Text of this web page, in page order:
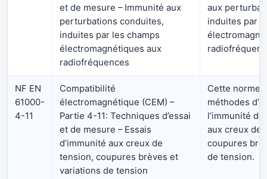
et de mesure – Immunité aux
perturbations conduites,
induites par les champs
électromagnétiques aux
radiofréquences
aux
induites par
NF EN
61000-
4-11
Compatibilité
électromagnétique (CEM) –
Partie 4-11: Techniques d’essai
et de mesure – Essais
d’immunité aux creux de
tension, coupures brèves et
variations de tension
Cette norme
méthodes
l’immunité
aux creux de
coupures
de tension.